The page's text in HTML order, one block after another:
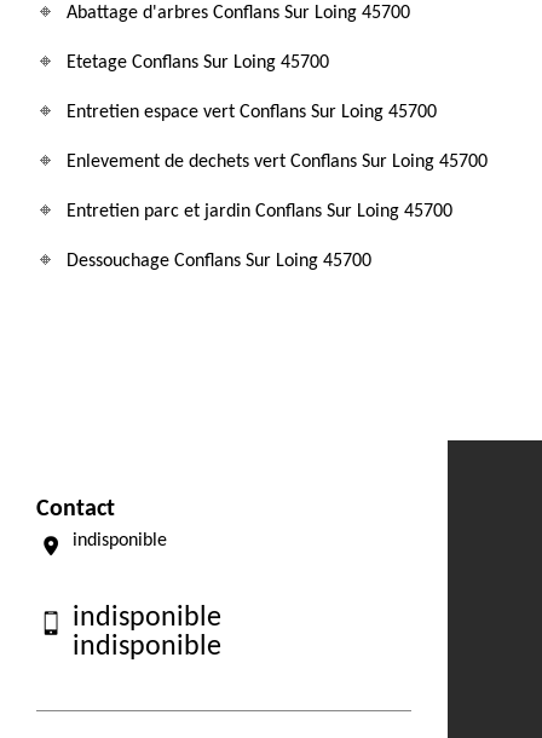
Abattage d'arbres Conflans Sur Loing 45700
Etetage Conflans Sur Loing 45700
Entretien espace vert Conflans Sur Loing 45700
Enlevement de dechets vert Conflans Sur Loing 45700
Entretien parc et jardin Conflans Sur Loing 45700
Dessouchage Conflans Sur Loing 45700
Contact
indisponible
indisponible
indisponible